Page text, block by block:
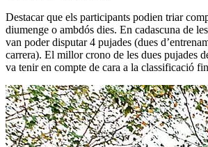
Destacar que els participants podien triar
diumenge o ambdós dies. En cadascuna de
van poder disputar 4 pujades (dues
carrera). El millor crono de les dues pujades
va tenir en compte de cara a la classificació